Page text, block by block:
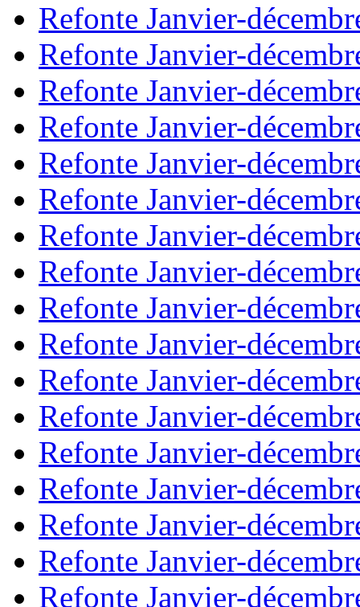
Refonte Janvier-
Refonte Janvier-
Refonte Janvier-
Refonte Janvier-
Refonte Janvier-
Refonte Janvier-
Refonte Janvier-
Refonte Janvier-
Refonte Janvier-
Refonte Janvier-
Refonte Janvier-
Refonte Janvier-
Refonte Janvier-
Refonte Janvier-
Refonte Janvier-
Refonte Janvier-
Refonte Janvier-